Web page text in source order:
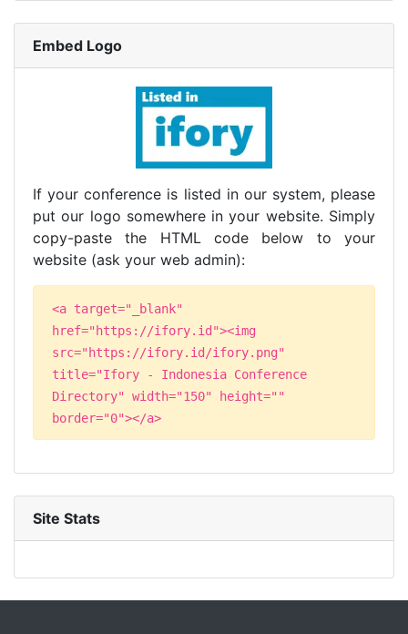
Embed Logo
If your conference is listed in our system, please
put our logo somewhere in your website. Simply
copy-paste the HTML code below to your
website (ask your web admin):
<a target="_blank"
href="https://ifory.id"><img
src="https://ifory.id/ifory.png"
title="Ifory - Indonesia Conference
Directory" width="150" height=""
border="0"></a>
Site Stats